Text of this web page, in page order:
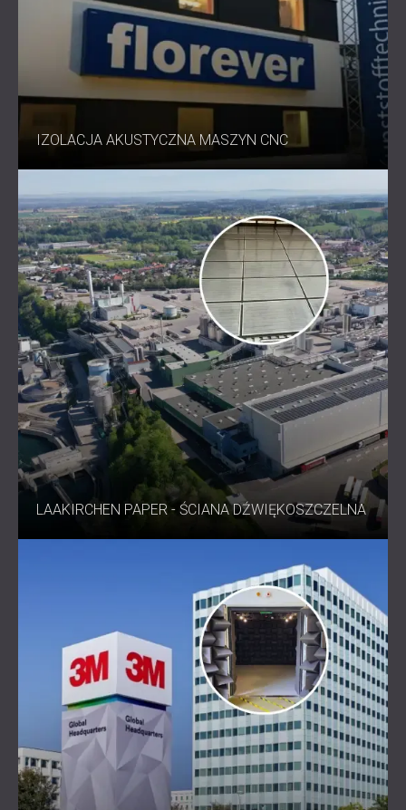
IZOLACJA AKUSTYCZNA MASZYN CNC
LAAKIRCHEN PAPER - ŚCIANA DŹWIĘKOSZCZELNA